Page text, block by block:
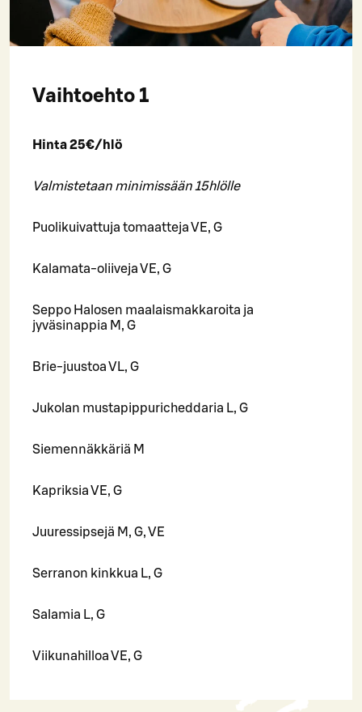
Vaihtoehto 1
Hinta 25€/hlö
Valmistetaan minimissään 15hlölle
Puolikuivattuja tomaatteja VE, G
Kalamata-oliiveja VE, G
Seppo Halosen maalaismakkaroita ja
jyväsinappia M, G
Brie-juustoa VL, G
Jukolan mustapippuricheddaria L, G
Siemennäkkäriä M
Kapriksia VE, G
Juuressipsejä M, G, VE
Serranon kinkkua L, G
Salamia L, G
Viikunahilloa VE, G